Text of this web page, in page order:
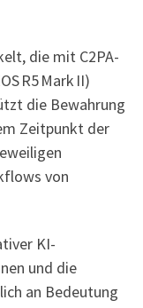
die mit C2PA-
R5 Mark II)
die Bewahrung
Zeitpunkt der
von
KI-
und die
an Bedeutung